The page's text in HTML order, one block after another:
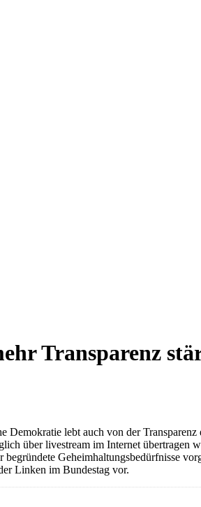
Transparenz
Demokratie lebt auch von der
über livestream im Internet übertragen
Geheimhaltungsbedürfnisse
Linken im Bundestag vor.